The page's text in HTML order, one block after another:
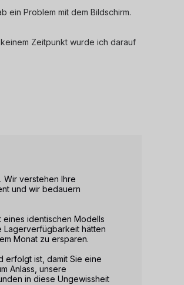
ein Problem mit dem Bildschirm.
Zeitpunkt wurde ich darauf
Wir verstehen Ihre
und wir bedauern
identischen Modells
Lagerverfügbarkeit hätten
Monat zu ersparen.
erfolgt ist, damit Sie eine
Anlass, unsere
in diese Ungewissheit